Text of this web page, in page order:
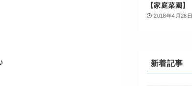
【家庭菜園】
2018年4月28日
新着記事